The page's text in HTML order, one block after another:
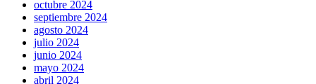
octubre 2024
septiembre 2024
agosto 2024
julio 2024
junio 2024
mayo 2024
abril 2024